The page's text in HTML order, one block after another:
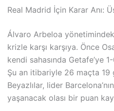
Real Madrid İçin Karar Anı:
Álvaro Arbeloa
krizle karşı karşıya. Önce
kendi sahasında Getafe’ye
Şu an itibariyle 26 maçta
Beyazlılar, lider
yaşanacak olası bir puan